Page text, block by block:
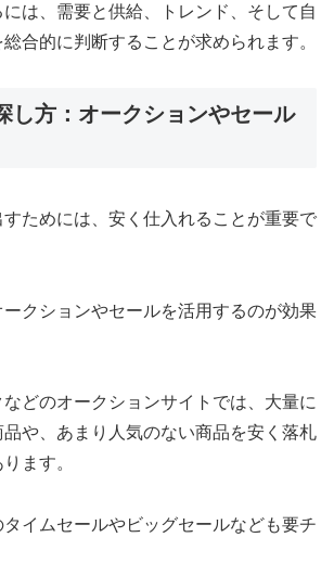
は、需要と供給、トレンド、そして自
合的に判断することが求められます。
し方：オークションやセール
ためには、安く仕入れることが重要で
クションやセールを活用するのが効果
どのオークションサイトでは、大量に
や、あまり人気のない商品を安く落札
ます。
タイムセールやビッグセールなども要チ